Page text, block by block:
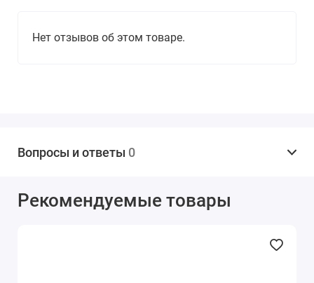
Нет отзывов об этом товаре.
Вопросы и ответы 0
Рекомендуемые товары